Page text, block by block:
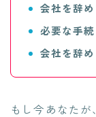
会社を辞
必要な手
会社を辞
もし今あなた